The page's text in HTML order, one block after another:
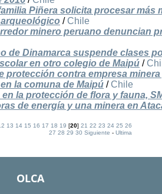
Piñera solicita procesar más
/ Chile
minero peruano denuncian
de Dinamarca suspende clases
en otro colegio de Maipú /
protección contra empresa
la comuna de Maipú / Chile
la protección de flora y fauna,
de energía y una minera en
13 14 15 16 17 18 19 [20]21 22 23 24 25 26
27 28 29 30 Siguiente -Ultima
OLCA